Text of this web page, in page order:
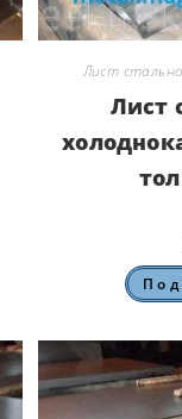
Лист
Лист